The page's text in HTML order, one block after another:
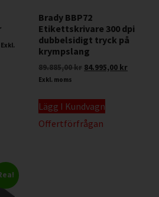
Exkl.
Brady BBP72
Etikettskrivare 300 dpi
dubbelsidigt tryck på
krympslang
89.885,00kr 84.995,00 kr
Exkl. moms
Lägg I Kundvagn
Offertförfrågan